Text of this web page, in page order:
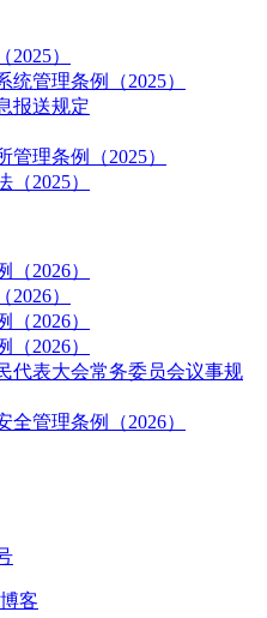
）
管理条例（2025）
报送规定
理条例（2025）
2025）
2026）
）
2026）
2026）
代表大会常务委员会议事规
管理条例（2026）
客